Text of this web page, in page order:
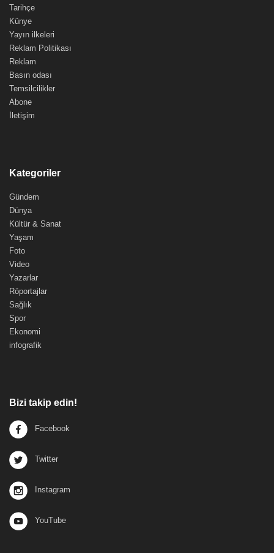
Tarihçe
Künye
Yayın ilkeleri
Reklam Politikası
Reklam
Basın odası
Temsilcilikler
Abone
İletişim
Kategoriler
Gündem
Dünya
Kültür & Sanat
Yaşam
Foto
Video
Yazarlar
Röportajlar
Sağlık
Spor
Ekonomi
infografik
Bizi takip edin!
Facebook
Twitter
Instagram
YouTube